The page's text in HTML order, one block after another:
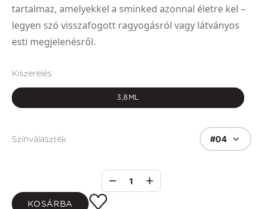
tartalmaz, amelyekkel a sminked azonnal életre kel –
legyen szó visszafogott ragyogásról vagy látványos
esti megjelenésről.
Kiszerelés
3,8ML
Színválaszték #04
1
KOSÁRBA